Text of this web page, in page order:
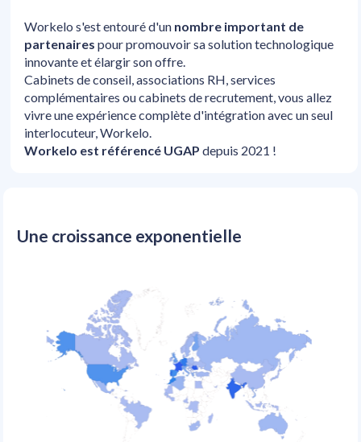
Workelo s'est entouré d'un nombre important de
partenaires pour promouvoir sa solution technologique
innovante et élargir son offre.
Cabinets de conseil, associations RH, services
complémentaires ou cabinets de recrutement, vous allez
vivre une expérience complète d'intégration avec un seul
interlocuteur, Workelo.
Workelo est référencé UGAP depuis 2021 !
Une croissance exponentielle